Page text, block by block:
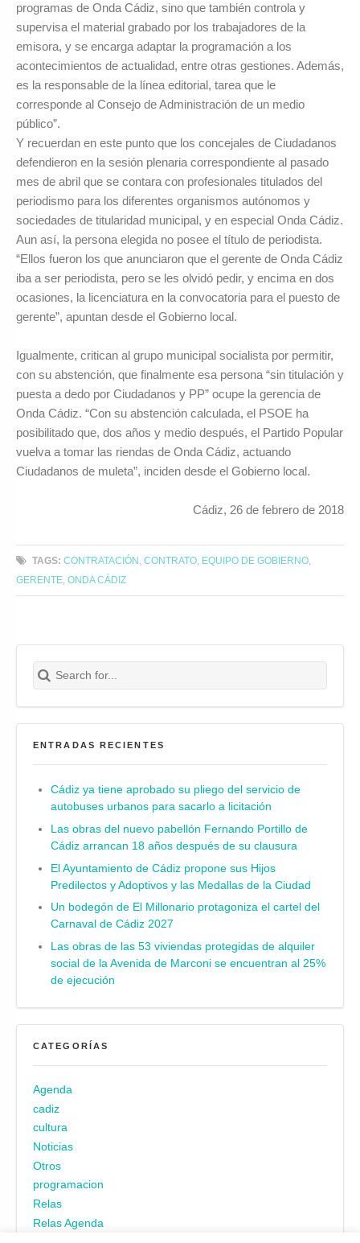
programas de Onda Cádiz, sino que también controla y
supervisa el material grabado por los trabajadores de la
emisora, y se encarga adaptar la programación a los
acontecimientos de actualidad, entre otras gestiones. Además,
es la responsable de la línea editorial, tarea que le
corresponde al Consejo de Administración de un medio
público”.
Y recuerdan en este punto que los concejales de Ciudadanos
defendieron en la sesión plenaria correspondiente al pasado
mes de abril que se contara con profesionales titulados del
periodismo para los diferentes organismos autónomos y
sociedades de titularidad municipal, y en especial Onda Cádiz.
Aun así, la persona elegida no posee el título de periodista.
“Ellos fueron los que anunciaron que el gerente de Onda Cádiz
iba a ser periodista, pero se les olvidó pedir, y encima en dos
ocasiones, la licenciatura en la convocatoria para el puesto de
gerente”, apuntan desde el Gobierno local.
Igualmente, critican al grupo municipal socialista por permitir,
con su abstención, que finalmente esa persona “sin titulación y
puesta a dedo por Ciudadanos y PP” ocupe la gerencia de
Onda Cádiz. “Con su abstención calculada, el PSOE ha
posibilitado que, dos años y medio después, el Partido Popular
vuelva a tomar las riendas de Onda Cádiz, actuando
Ciudadanos de muleta”, inciden desde el Gobierno local.
Cádiz, 26 de febrero de 2018
TAGS: CONTRATACIÓN ,CONTRATO EQUIPO DE GOBIERNO
GERENTE ONDA CÁDIZ
Search for:
Buscar
ENTRADAS RECIENTES
Cádiz ya tiene aprobado su pliego del servicio de
autobuses urbanos para sacarlo a licitación
Las obras del nuevo pabellón Fernando Portillo de
Cádiz arrancan 18 años después de su clausura
El Ayuntamiento de Cádiz propone sus Hijos
Predilectos y Adoptivos y las Medallas de la Ciudad
Un bodegón de El Millonario protagoniza el cartel del
Carnaval de Cádiz 2027
Las obras de las 53 viviendas protegidas de alquiler
social de la Avenida de Marconi se encuentran al 25%
de ejecución
CATEGORÍAS
Agenda
cadiz
cultura
Noticias
Otros
programacion
Relas
Relas Agenda